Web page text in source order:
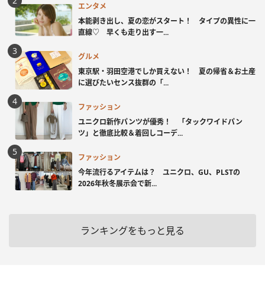
エンタメ
本能剥き出し、夏の恋がスタート！ タイプの異性に一
直線♡ 早くも走り出す一...
グルメ
東京駅・羽田空港でしか買えない！ 夏の帰省＆お土産
に選びたいセンス抜群の「...
ファッション
ユニクロ新作パンツが優秀！ 「タックワイドパン
ツ」と徹底比較＆着回しコーデ...
ファッション
今年流行るアイテムは？ ユニクロ、GU、PLSTの
2026年秋冬展示会で新...
ランキングをもっと見る